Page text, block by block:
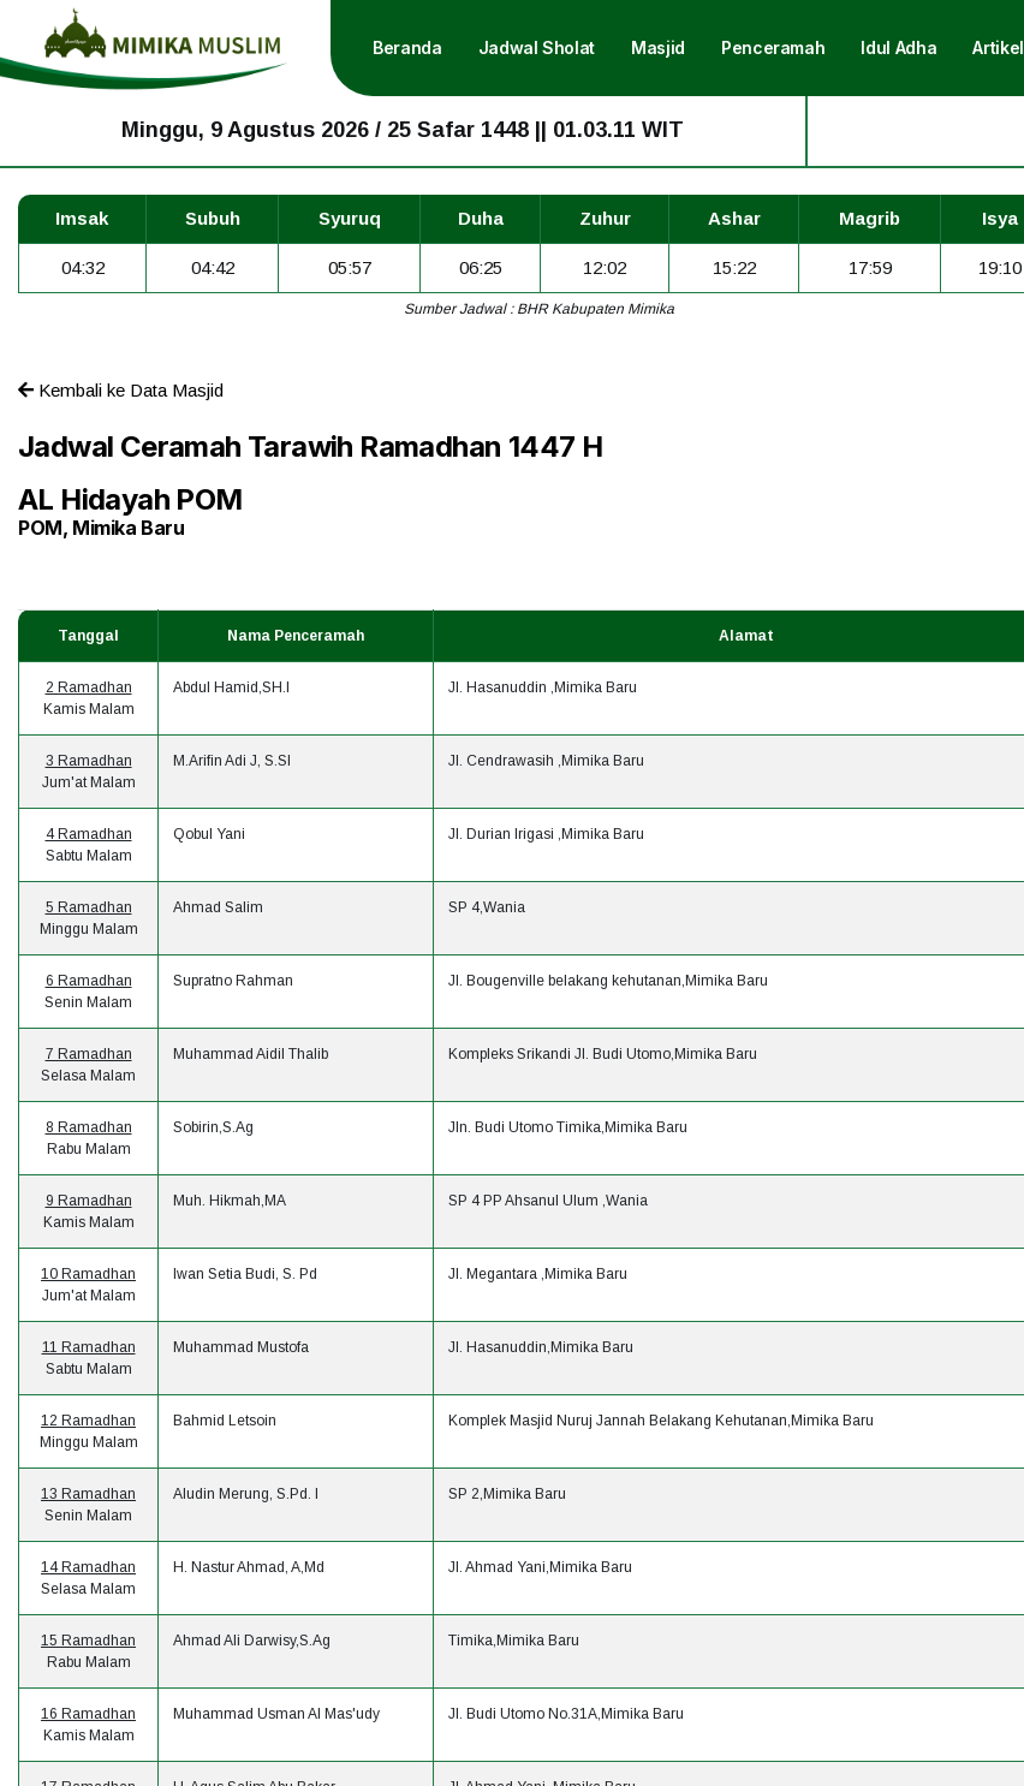
Beranda Jadwal Sholat Masjid Penceramah Idul Adha Artikel
Minggu, 9 Agustus 2026 / 25 Safar 1448 || 01.03.11 WIT
Imsak Subuh Syuruq Duha Zuhur Ashar Magrib Isya
04:32 04:42 05:57 06:25 12:02 15:22 17:59 19:10
Sumber Jadwal : BHR Kabupaten Mimika
Kembali ke Data Masjid
Jadwal Ceramah Tarawih Ramadhan 1447 H
AL Hidayah POM
POM, Mimika Baru
Tanggal Nama Penceramah Alamat
2 Ramadhan
Kamis Malam
Abdul Hamid,SH.I Jl. Hasanuddin ,Mimika Baru
3 Ramadhan
Jum'at Malam
M.Arifin Adi J, S.SI Jl. Cendrawasih ,Mimika Baru
4 Ramadhan
Sabtu Malam
Qobul Yani Jl. Durian Irigasi ,Mimika Baru
5 Ramadhan
Minggu Malam
Ahmad Salim SP 4,Wania
6 Ramadhan
Senin Malam
Supratno Rahman Jl. Bougenville belakang kehutanan,Mimika Baru
7 Ramadhan
Selasa Malam
Muhammad Aidil Thalib Kompleks Srikandi Jl. Budi Utomo,Mimika Baru
8 Ramadhan
Rabu Malam
Sobirin,S.Ag Jln. Budi Utomo Timika,Mimika Baru
9 Ramadhan
Kamis Malam
Muh. Hikmah,MA SP 4 PP Ahsanul Ulum ,Wania
10 Ramadhan
Jum'at Malam
Iwan Setia Budi, S. Pd Jl. Megantara ,Mimika Baru
11 Ramadhan
Sabtu Malam
Muhammad Mustofa Jl. Hasanuddin,Mimika Baru
12 Ramadhan
Minggu Malam
Bahmid Letsoin Komplek Masjid Nuruj Jannah Belakang Kehutanan,Mimika Baru
13 Ramadhan
Senin Malam
Aludin Merung, S.Pd. I SP 2,Mimika Baru
14 Ramadhan
Selasa Malam
H. Nastur Ahmad, A,Md Jl. Ahmad Yani,Mimika Baru
15 Ramadhan
Rabu Malam
Ahmad Ali Darwisy,S.Ag Timika,Mimika Baru
16 Ramadhan
Kamis Malam
Muhammad Usman Al Mas'udy Jl. Budi Utomo No.31A,Mimika Baru